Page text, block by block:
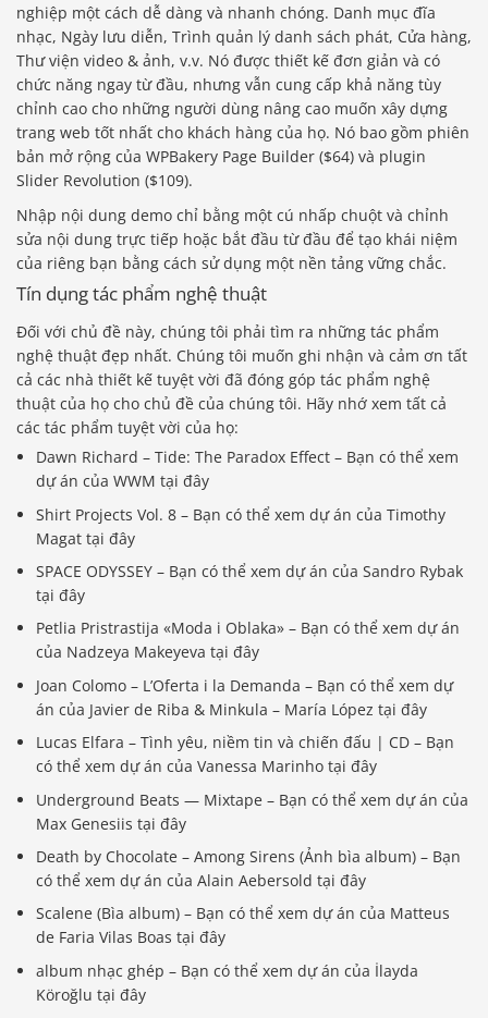
nghiệp một cách dễ dàng và nhanh chóng. Danh mục đĩa
nhạc, Ngày lưu diễn, Trình quản lý danh sách phát, Cửa hàng,
Thư viện video & ảnh, v.v. Nó được thiết kế đơn giản và có
chức năng ngay từ đầu, nhưng vẫn cung cấp khả năng tùy
chỉnh cao cho những người dùng nâng cao muốn xây dựng
trang web tốt nhất cho khách hàng của họ. Nó bao gồm phiên
bản mở rộng của WPBakery Page Builder ($64) và plugin
Slider Revolution ($109).
Nhập nội dung demo chỉ bằng một cú nhấp chuột và chỉnh
sửa nội dung trực tiếp hoặc bắt đầu từ đầu để tạo khái niệm
của riêng bạn bằng cách sử dụng một nền tảng vững chắc.
Tín dụng tác phẩm nghệ thuật
Đối với chủ đề này, chúng tôi phải tìm ra những tác phẩm
nghệ thuật đẹp nhất. Chúng tôi muốn ghi nhận và cảm ơn tất
cả các nhà thiết kế tuyệt vời đã đóng góp tác phẩm nghệ
thuật của họ cho chủ đề của chúng tôi. Hãy nhớ xem tất cả
các tác phẩm tuyệt vời của họ:
Dawn Richard – Tide: The Paradox Effect – Bạn có thể xem
dự án của WWM tại đây
Shirt Projects Vol. 8 – Bạn có thể xem dự án của Timothy
Magat tại đây
SPACE ODYSSEY – Bạn có thể xem dự án của Sandro Rybak
tại đây
Petlia Pristrastija «Moda i Oblaka» – Bạn có thể xem dự án
của Nadzeya Makeyeva tại đây
Joan Colomo – L’Oferta i la Demanda – Bạn có thể xem dự
án của Javier de Riba & Minkula – María López tại đây
Lucas Elfara – Tình yêu, niềm tin và chiến đấu | CD – Bạn
có thể xem dự án của Vanessa Marinho tại đây
Underground Beats — Mixtape – Bạn có thể xem dự án của
Max Genesiis tại đây
Death by Chocolate – Among Sirens (Ảnh bìa album) – Bạn
có thể xem dự án của Alain Aebersold tại đây
Scalene (Bìa album) – Bạn có thể xem dự án của Matteus
de Faria Vilas Boas tại đây
album nhạc ghép – Bạn có thể xem dự án của İlayda
Köroğlu tại đây